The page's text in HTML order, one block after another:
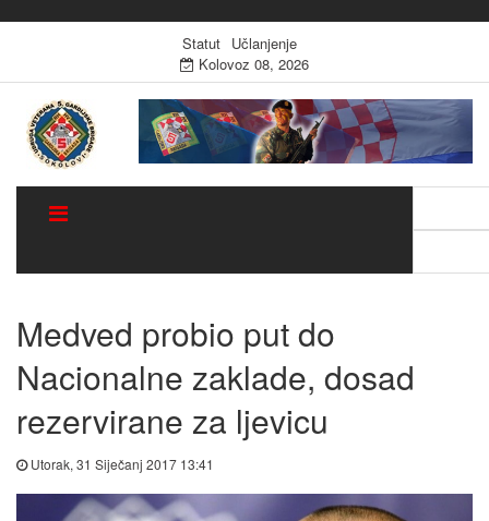
Statut
Učlanjenje
Kolovoz 08, 2026
Medved probio put do
Nacionalne zaklade, dosad
rezervirane za ljevicu
Utorak, 31 Siječanj 2017 13:41